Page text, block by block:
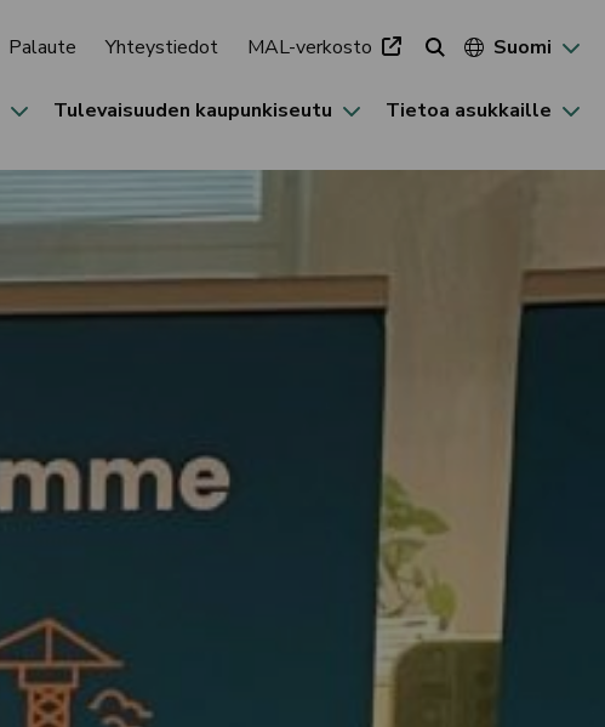
Palaute
Yhteystiedot MAL-verkosto Suomi
Tulevaisuuden kaupunkiseutu Tietoa asukkaille